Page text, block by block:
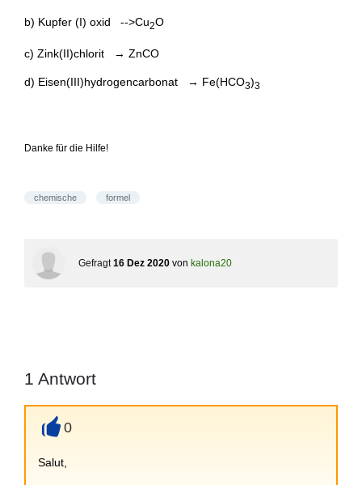
b) Kupfer (I) oxid -->Cu2O
c) Zink(II)chlorit → ZnCO
d) Eisen(III)hydrogencarbonat → Fe(HCO3)3
Danke für die Hilfe!
chemische formel
Gefragt 16 Dez 2020 von kalona20
1 Antwort
0
Salut,